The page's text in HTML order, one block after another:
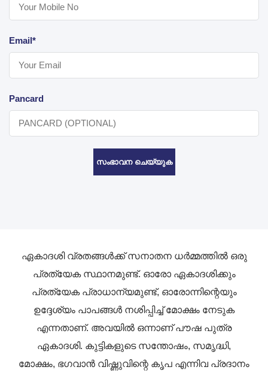
Email*
Pancard
സംഭാവന ചെയ്യുക
ഏകാദശി വ്രതങ്ങൾക്ക് സനാതന ധർമ്മത്തിൽ ഒരു
പ്രത്യേക സ്ഥാനമുണ്ട്. ഓരോ ഏകാദശിക്കും
പ്രത്യേക പ്രാധാന്യമുണ്ട്, ഓരോന്നിന്റെയും
ഉദ്ദേശ്യം പാപങ്ങൾ നശിപ്പിച്ച് മോക്ഷം നേടുക
എന്നതാണ്. അവയിൽ ഒന്നാണ് പൗഷ പുത്ര
ഏകാദശി. കുട്ടികളുടെ സന്തോഷം, സമൃദ്ധി,
മോക്ഷം, ഭഗവാൻ വിഷ്ണുവിന്റെ കൃപ എന്നിവ പ്രദാനം